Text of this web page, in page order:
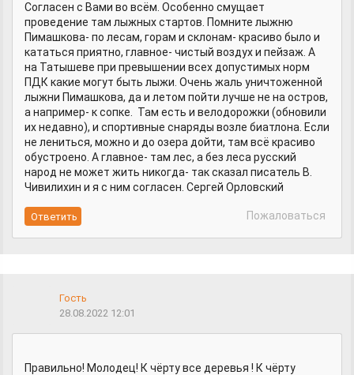
Согласен с Вами во всём. Особенно смущает
проведение там лыжных стартов. Помните лыжню
Пимашкова- по лесам, горам и склонам- красиво было и
кататься приятно, главное- чистый воздух и пейзаж. А
на Татышеве при превышении всех допустимых норм
ПДК какие могут быть лыжи. Очень жаль уничтоженной
лыжни Пимашкова, да и летом пойти лучше не на остров,
а например- к сопке. Там есть и велодорожки (обновили
их недавно), и спортивные снаряды возле биатлона. Если
не лениться, можно и до озера дойти, там всё красиво
обустроено. А главное- там лес, а без леса русский
народ не может жить никогда- так сказал писатель В.
Чивилихин и я с ним согласен. Сергей Орловский
Пожаловаться
Гость
28.08.2022 12:01
Правильно! Молодец! К чёрту все деревья ! К чёрту